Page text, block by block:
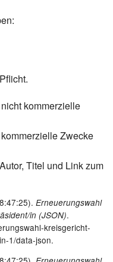
kommerzielle
Zwecke
Titel und Link zum
Erneuerungswahl
in (JSON).
kreisgericht-
1/data-json.